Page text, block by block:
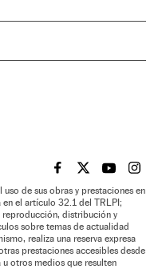
EL PAÍS BRASIL EN
EL PAÍSEL PAÍS
EL
de sus obras y prestaciones en
el artículo 32.1 del TRLPI;
reproducción, distribución y
sobre temas de actualidad
realiza una reserva expresa
prestaciones accesibles desde
otros medios que resulten